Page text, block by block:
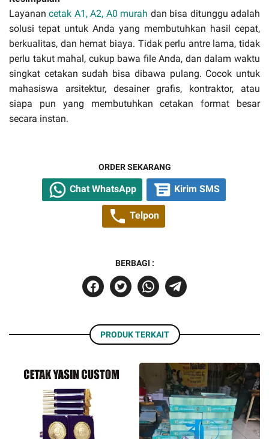
Layanancetak A1, A2, A0 murah dan bisa ditunggu adalah
solusi tepat untuk Anda yang membutuhkan hasil cepat,
berkualitas, dan hemat biaya. Tidak perlu antre lama, tidak
perlu takut mahal, cukup bawa file Anda, dan dalam waktu
singkat cetakan sudah bisa dibawa pulang. Cocok untuk
mahasiswa arsitektur, desainer grafis, kontraktor, atau
siapa pun yang membutuhkan cetakan format besar
secara instan.
ORDER SEKARANG
Chat WhatsApp Kirim SMS
Telpon
BERBAGI :
PRODUK TERKAIT